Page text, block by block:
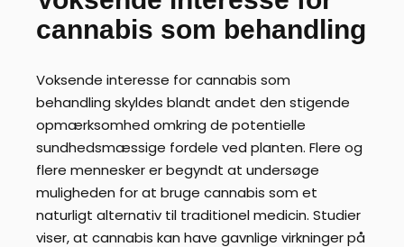
cannabis som behandling
Voksende interesse for cannabis som
behandling skyldes blandt andet den stigende
opmærksomhed omkring de potentielle
sundhedsmæssige fordele ved planten. Flere og
flere mennesker er begyndt at undersøge
muligheden for at bruge cannabis som et
naturligt alternativ til traditionel medicin. Studier
viser, at cannabis kan have gavnlige virkninger på